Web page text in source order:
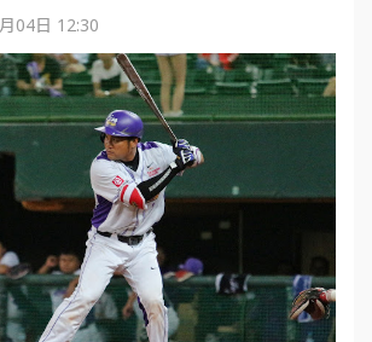
04日 12:30